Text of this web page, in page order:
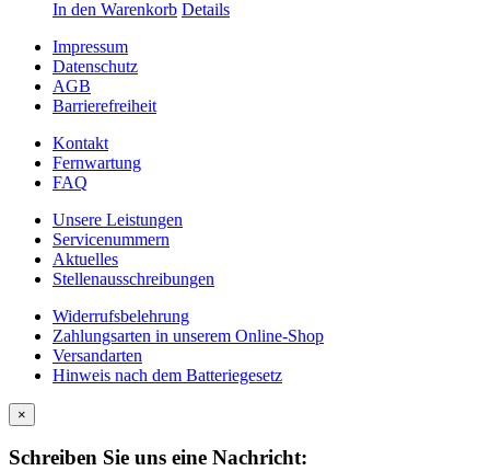
In den Warenkorb Details
Impressum
Datenschutz
AGB
Barrierefreiheit
Kontakt
Fernwartung
FAQ
Unsere Leistungen
Servicenummern
Aktuelles
Stellenausschreibungen
Widerrufsbelehrung
Zahlungsarten in unserem Online-Shop
Versandarten
Hinweis nach dem Batteriegesetz
×
Schreiben Sie uns eine Nachricht: